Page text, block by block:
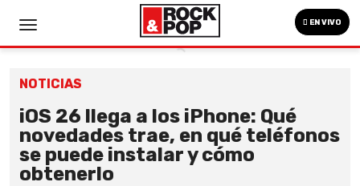
EN VIVO
NOTICIAS
iOS 26 llega a los iPhone: Qué
novedades trae, en qué teléfonos
se puede instalar y cómo
obtenerlo